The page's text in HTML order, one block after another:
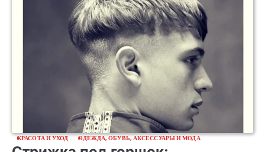
КРАСОТА И УХОД ОДЕЖДА, ОБУВЬ, АКСЕССУАРЫ И МОДА